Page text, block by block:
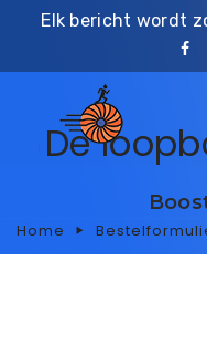
Elk bericht wordt
De
Home